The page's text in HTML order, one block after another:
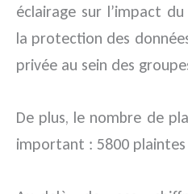
éclairage sur l’impact
la protection des
privée au sein des
De plus, le nombre de
important : 5800